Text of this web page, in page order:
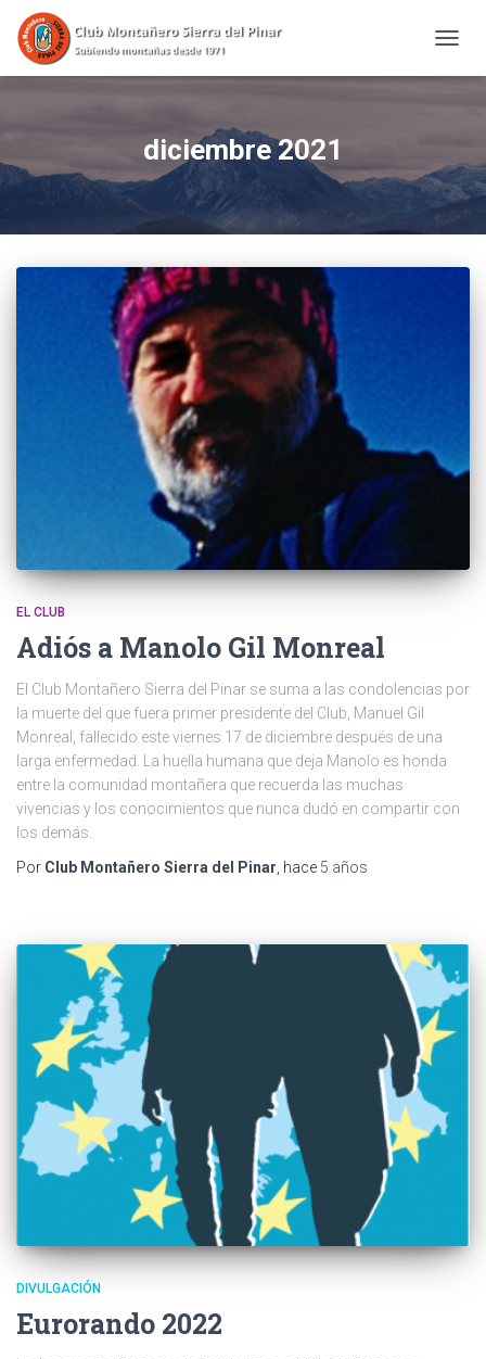
diciembre 2021
EL CLUB
Adiós a Manolo Gil Monreal
El Club Montañero Sierra del Pinar se suma a las condolencias por
la muerte del que fuera primer presidente del Club, Manuel Gil
Monreal, fallecido este viernes 17 de diciembre después de una
larga enfermedad. La huella humana que deja Manolo es honda
entre la comunidad montañera que recuerda las muchas
vivencias y los conocimientos que nunca dudó en compartir con
los demás.
Por Club Montañero Sierra del Pinar , hace 5 años
DIVULGACIÓN
Eurorando 2022